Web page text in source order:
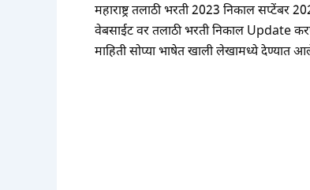
महाराष्ट्र तलाठी भरती 2023 निकाल
वेबसाईट वर तलाठी भरती निकाल Update
माहिती सोप्या भाषेत खाली लेखामध्ये देण्यात